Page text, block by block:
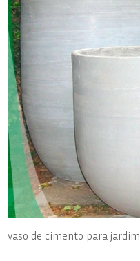
vaso de cimento para jardim